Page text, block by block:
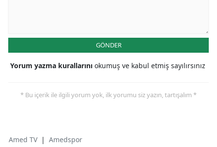
GÖNDER
Yorum yazma kurallarını okumuş ve kabul etmiş sayılırsınız
* Bu içerik ile ilgili yorum yok, ilk yorumu siz yazın, tartışalım *
Amed TV | Amedspor